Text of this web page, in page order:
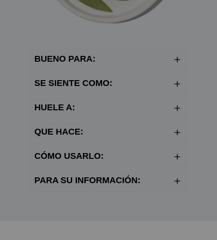
BUENO PARA:
SE SIENTE COMO:
HUELE A:
QUE HACE:
CÓMO USARLO:
PARA SU INFORMACIÓN: